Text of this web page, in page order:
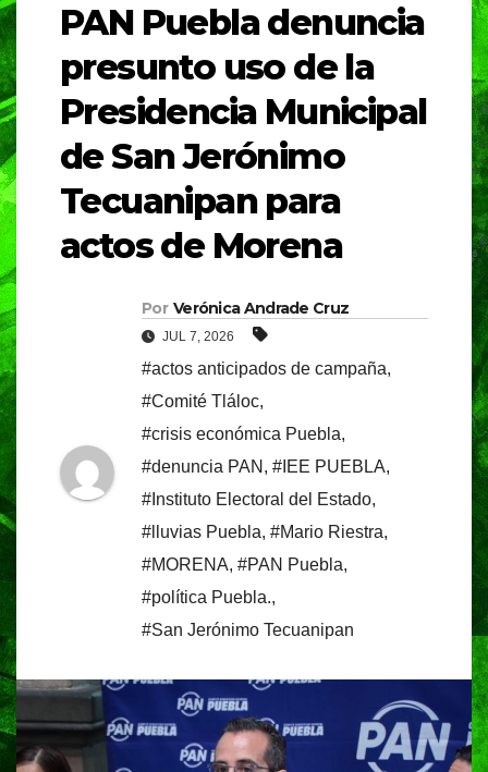
PAN Puebla denuncia
presunto uso de la
Presidencia Municipal
de San Jerónimo
Tecuanipan para
actos de Morena
Por Verónica Andrade Cruz
JUL 7, 2026
#actos anticipados de campaña,
#Comité Tláloc,
#crisis económica Puebla,
#denuncia PAN , #IEE PUEBLA,
#Instituto Electoral del Estado,
#lluvias Puebla, #Mario Riestra,
#MORENA, #PAN Puebla,
#política Puebla.,
#San Jerónimo Tecuanipan